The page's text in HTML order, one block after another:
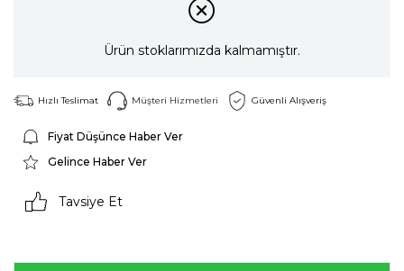
Ürün stoklarımızda kalmamıştır.
Hızlı Teslimat Müşteri Hizmetleri Güvenli Alışveriş
Fiyat Düşünce Haber Ver
Gelince Haber Ver
Tavsiye Et